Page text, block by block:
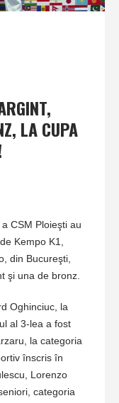
LA CUPA
CSM Ploieşti au
Kempo K1,
din Bucureşti,
şi una de bronz.
Oghinciuc, la
al 3-lea a fost
la categoria
înscris în
Lorenzo
categoria